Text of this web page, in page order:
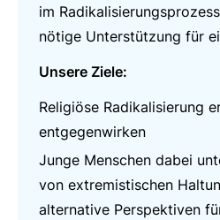
im
nötige Unterstützung für
Unsere Ziele:
Religiöse Radikalisierung
entgegenwirken
Junge Menschen dabei
von extremistischen
alternative Perspektiven